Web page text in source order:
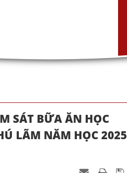
SÁT BỮA ĂN HỌC
LÃM NĂM HỌC 2025